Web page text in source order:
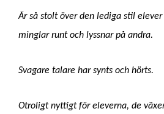
Är så stolt över den lediga stil
minglar runt och lyssnar på andra.
Svagare talare har synts och hörts.
Otroligt nyttigt för eleverna, de